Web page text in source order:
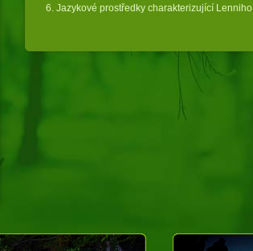
6. Jazykové prostředky charakterizující Lenniho